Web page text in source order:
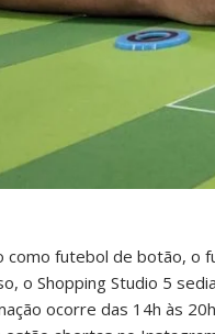
como futebol de botão, o
o Shopping Studio 5
ocorre das 14h às